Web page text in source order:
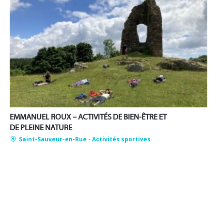
EMMANUEL ROUX – ACTIVITÉS DE BIEN-ÊTRE ET
DE PLEINE NATURE
Saint-Sauveur-en-Rue - Activités sportives